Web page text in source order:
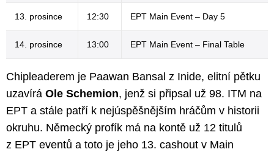
13. prosince 12:30 EPT Main Event – Day 5
14. prosince 13:00 EPT Main Event – Final Table
Chipleaderem je Paawan Bansal z Inide, elitní pětku
uzavírá Ole Schemion, jenž si připsal už 98. ITM na
EPT a stále patří k nejúspěšnějším hráčům v historii
okruhu. Německý profík má na kontě už 12 titulů
z EPT eventů a toto je jeho 13. cashout v Main